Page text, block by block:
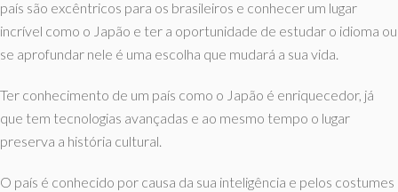
país são excêntricos para os brasileiros e conhecer um lugar
incrível como o Japão e ter a oportunidade de estudar o idioma ou
se aprofundar nele é uma escolha que mudará a sua vida.
Ter conhecimento de um país como o Japão é enriquecedor, já
que tem tecnologias avançadas e ao mesmo tempo o lugar
preserva a história cultural.
O país é conhecido por causa da sua inteligência e pelos costumes